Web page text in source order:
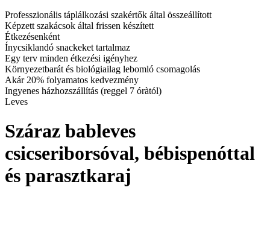
Professzionális táplálkozási szakértők által összeállított
Képzett szakácsok által frissen készített
Étkezésenként
Ínycsiklandó snackeket tartalmaz
Egy terv minden étkezési igényhez
Környezetbarát és biológiailag lebomló csomagolás
Akár 20% folyamatos kedvezmény
Ingyenes házhozszállítás (reggel 7 óràtól)
Leves
Száraz bableves
csicseriborsóval, bébispenóttal
és parasztkaraj